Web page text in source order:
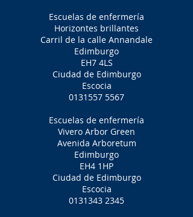
Escuelas de enfermería
Horizontes brillantes
Carril de la calle Annandale
Edimburgo
EH7 4LS
Ciudad de Edimburgo
Escocia
0131557 5567
Escuelas de enfermería
Vivero Arbor Green
Avenida Arboretum
Edimburgo
EH4 1HP
Ciudad de Edimburgo
Escocia
0131343 2345